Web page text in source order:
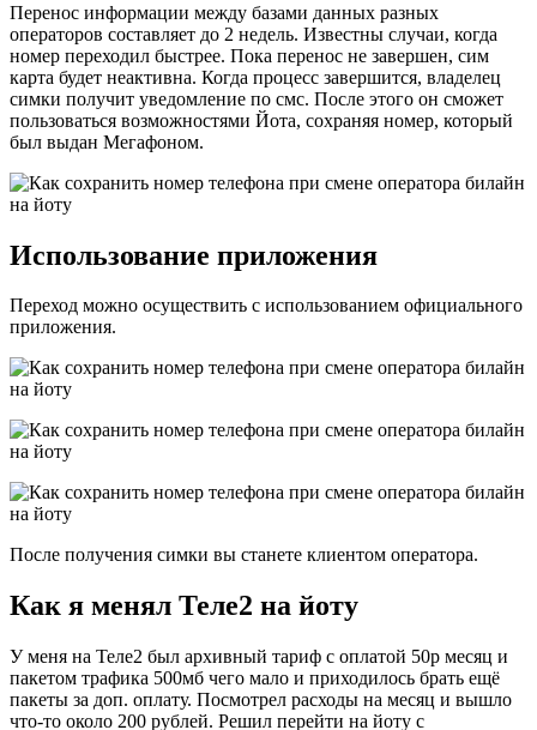
Перенос информации между базами данных разных
операторов составляет до 2 недель. Известны случаи, когда
номер переходил быстрее. Пока перенос не завершен, сим
карта будет неактивна. Когда процесс завершится, владелец
симки получит уведомление по смс. После этого он сможет
пользоваться возможностями Йота, сохраняя номер, который
был выдан Мегафоном.
Использование приложения
Переход можно осуществить с использованием официального
приложения.
После получения симки вы станете клиентом оператора.
Как я менял Теле2 на йоту
У меня на Теле2 был архивный тариф с оплатой 50р месяц и
пакетом трафика 500мб чего мало и приходилось брать ещё
пакеты за доп. оплату. Посмотрел расходы на месяц и вышло
что-то около 200 рублей. Решил перейти на йоту с